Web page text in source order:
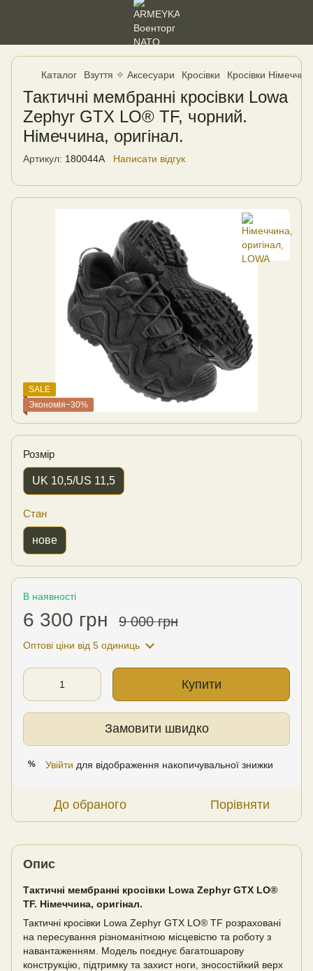
Каталог Взуття ✧ Аксесуари Кросівки Кросівки
Тактичні мембранні кросівки Lowa
Zephyr GTX LO® TF, чорний.
Німеччина, оригінал.
Артикул: 180044A Написати відгук
SALE
Экономія−30%
Розмір
UK 10,5/US 11,5
Стан
нове
В наявності
6 300 грн 9 000 грн
Оптові ціни від 5 одиниць
Купити
Замовити швидко
% Увійти для відображення накопичувальної знижки
До обраного Порівняти
Опис
Тактичні мембранні кросівки Lowa Zephyr GTX LO®
TF. Німеччина, оригінал.
Тактичні кросівки Lowa Zephyr GTX LO® TF розраховані
на пересування різноманітною місцевістю та роботу з
навантаженням. Модель поєднує багатошарову
конструкцію, підтримку та захист ноги, зносостійкий верх